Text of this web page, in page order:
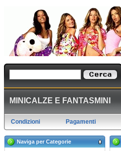
MINICALZE E FANTASMINI
Condizioni Pagamenti
Naviga per Categorie